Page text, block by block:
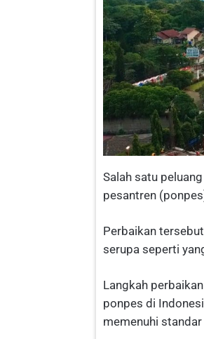
Salah satu
pesantren
Perbaikan
serupa seperti
Langkah
ponpes di
memenuhi standar